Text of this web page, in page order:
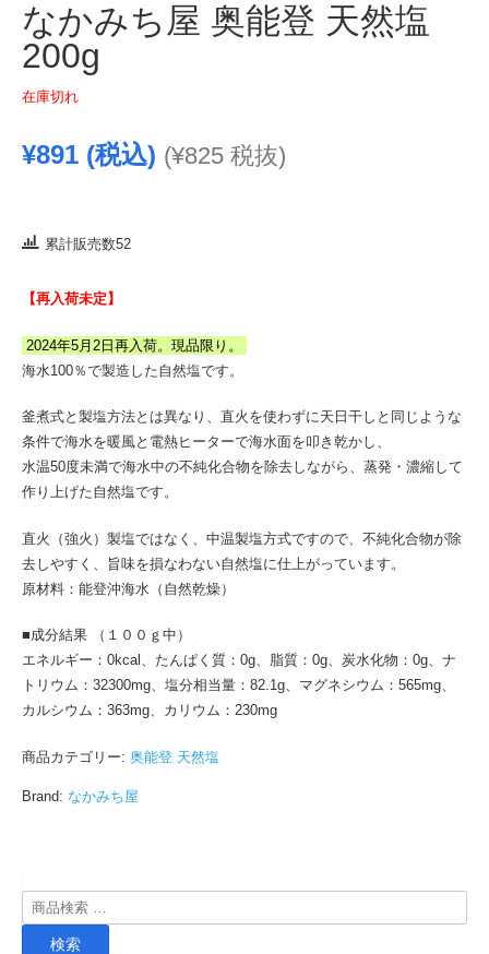
なかみち屋 奥能登 天然塩
200g
在庫切れ
¥891 (税込) (¥825 税抜)
累計販売数52
【再入荷未定】
2024年5月2日再入荷。現品限り。
海水100％で製造した自然塩です。
釜煮式と製塩方法とは異なり、直火を使わずに天日干しと同じような
条件で海水を暖風と電熱ヒーターで海水面を叩き乾かし、
水温50度未満で海水中の不純化合物を除去しながら、蒸発・濃縮して
作り上げた自然塩です。
直火（強火）製塩ではなく、中温製塩方式ですので、不純化合物が除
去しやすく、旨味を損なわない自然塩に仕上がっています。
原材料：能登沖海水（自然乾燥）
■成分結果 （１００ｇ中）
エネルギー：0kcal、たんぱく質：0g、脂質：0g、炭水化物：0g、ナ
トリウム：32300mg、塩分相当量：82.1g、マグネシウム：565mg、
カルシウム：363mg、カリウム：230mg
商品カテゴリー: 奥能登 天然塩
Brand: なかみち屋
検
索
検索